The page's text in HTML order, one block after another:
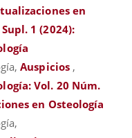
en
1 (2024):
Auspicios ,
Vol. 20 Núm.
en Osteología